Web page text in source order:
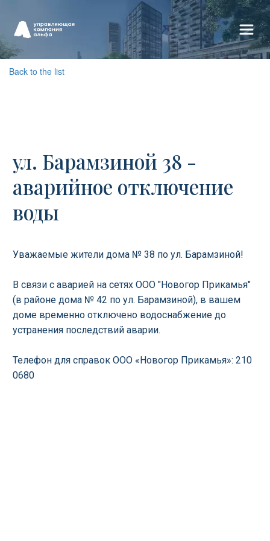
Back to the list
ул. Барамзиной 38 -
аварийное отключение
воды
Уважаемые жители дома № 38 по ул. Барамзиной!
В связи с аварией на сетях ООО "Новогор Прикамья"
(в районе дома № 42 по ул. Барамзиной), в вашем
доме временно отключено водоснабжение до
устранения последствий аварии.
Телефон для справок ООО «Новогор Прикамья»: 210
0680